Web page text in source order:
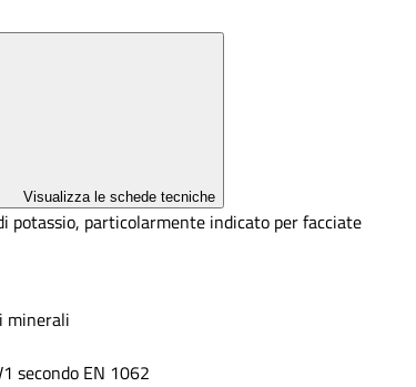
Visualizza le schede tecniche
potassio, particolarmente indicato per facciate
minerali
secondo EN 1062